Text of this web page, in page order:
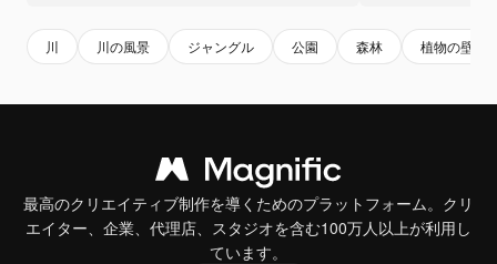
川 川の風景 ジャングル 公園 森林 植物の壁紙
最高のクリエイティブ制作を導くためのプラットフォーム。クリ
エイター、企業、代理店、スタジオを含む100万人以上が利用し
ています。